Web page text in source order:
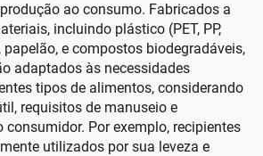
ao consumo. Fabricados a
incluindo plástico (PET, PP,
papelão, e compostos biodegradáveis,
adaptados às necessidades
tipos de alimentos, considerando
requisitos de manuseio e
consumidor. Por exemplo, recipientes
utilizados por sua leveza e